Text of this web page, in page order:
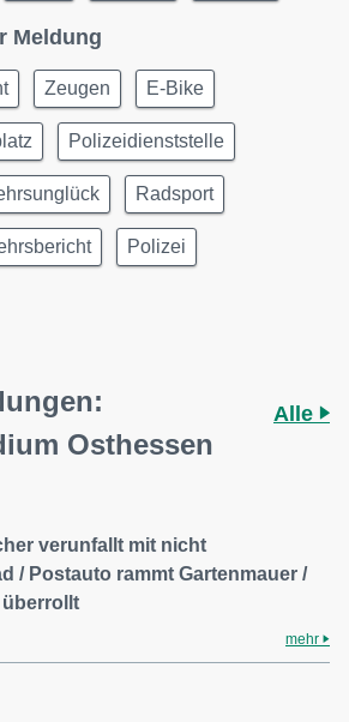
Meldung
Zeugen E-Bike
Polizeidienststelle
Radsport
Polizei
Osthessen
Alle
verunfallt mit nicht
/ Postauto rammt Gartenmauer /
überrollt
mehr